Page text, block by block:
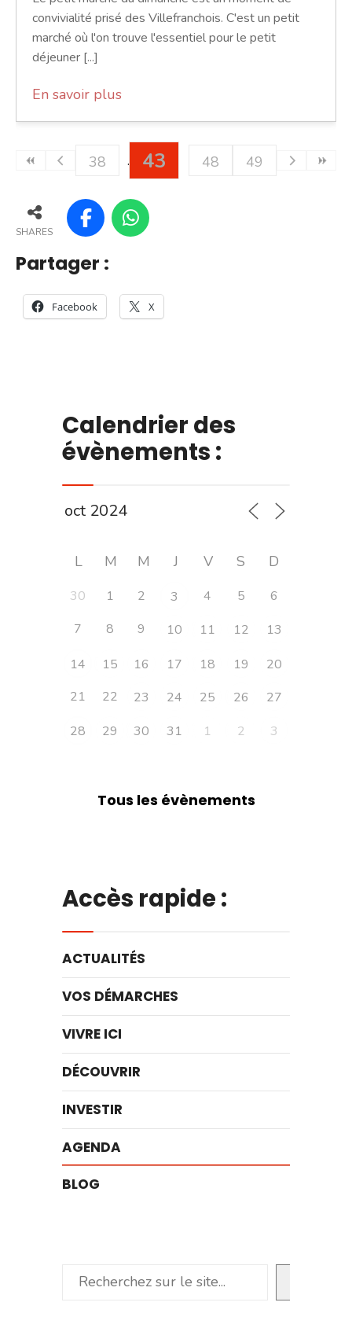
convivialité prisé des Villefranchois. C'est un petit
marché où l'on trouve l'essentiel pour le petit
déjeuner [...]
En savoir plus
38 43 48 49
SHARES
Partager :
Facebook X
Calendrier des
évènements :
L M M J V S D
30 1 2 3 4 5
6
7
8 9 10 11 12
13
14
15 16 17 18 19
20
21
22 23 24 25 26
27
28
29 30 31 1 2 3
Tous les évènements
Accès rapide :
ACTUALITÉS
VOS DÉMARCHES
VIVRE ICI
DÉCOUVRIR
INVESTIR
AGENDA
BLOG
Rechercher